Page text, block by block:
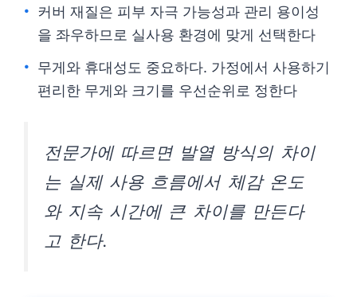
커버 재질은 피부 자극 가능성과 관리 용이성
을 좌우하므로 실사용 환경에 맞게 선택한다
무게와 휴대성도 중요하다. 가정에서 사용하기
편리한 무게와 크기를 우선순위로 정한다
전문가에 따르면 발열 방식의 차이
는 실제 사용 흐름에서 체감 온도
와 지속 시간에 큰 차이를 만든다
고 한다.